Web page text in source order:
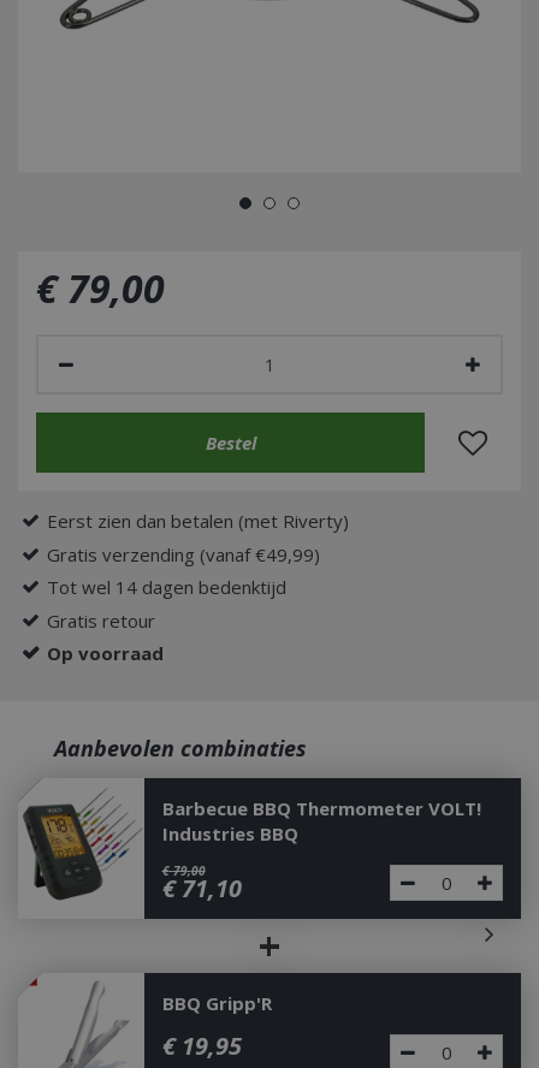
€ 79,00
Eerst zien dan betalen (met Riverty)
Gratis verzending (vanaf €49,99)
Tot wel 14 dagen bedenktijd
Gratis retour
Op voorraad
Aanbevolen combinaties
Barbecue BBQ Thermometer VOLT!
Industries BBQ
€ 79,00
€ 71,10
+
BBQ Gripp'R
€ 19,95